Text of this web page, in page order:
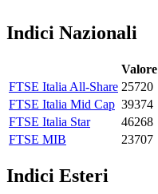
Indici Nazionali
Valore
FTSE Italia All-Share 25720
FTSE Italia Mid Cap 39374
FTSE Italia Star
46268
FTSE MIB
23707
Indici Esteri